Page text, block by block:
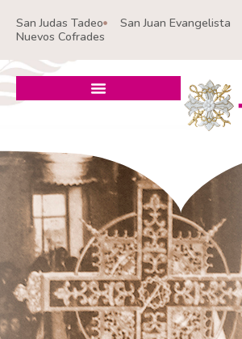
San Judas Tadeo
San Juan Evangelista
Nuevos Cofrades